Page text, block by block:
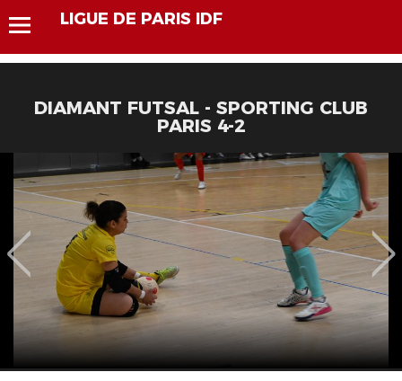
LIGUE DE PARIS IDF
DIAMANT FUTSAL - SPORTING CLUB
PARIS 4-2